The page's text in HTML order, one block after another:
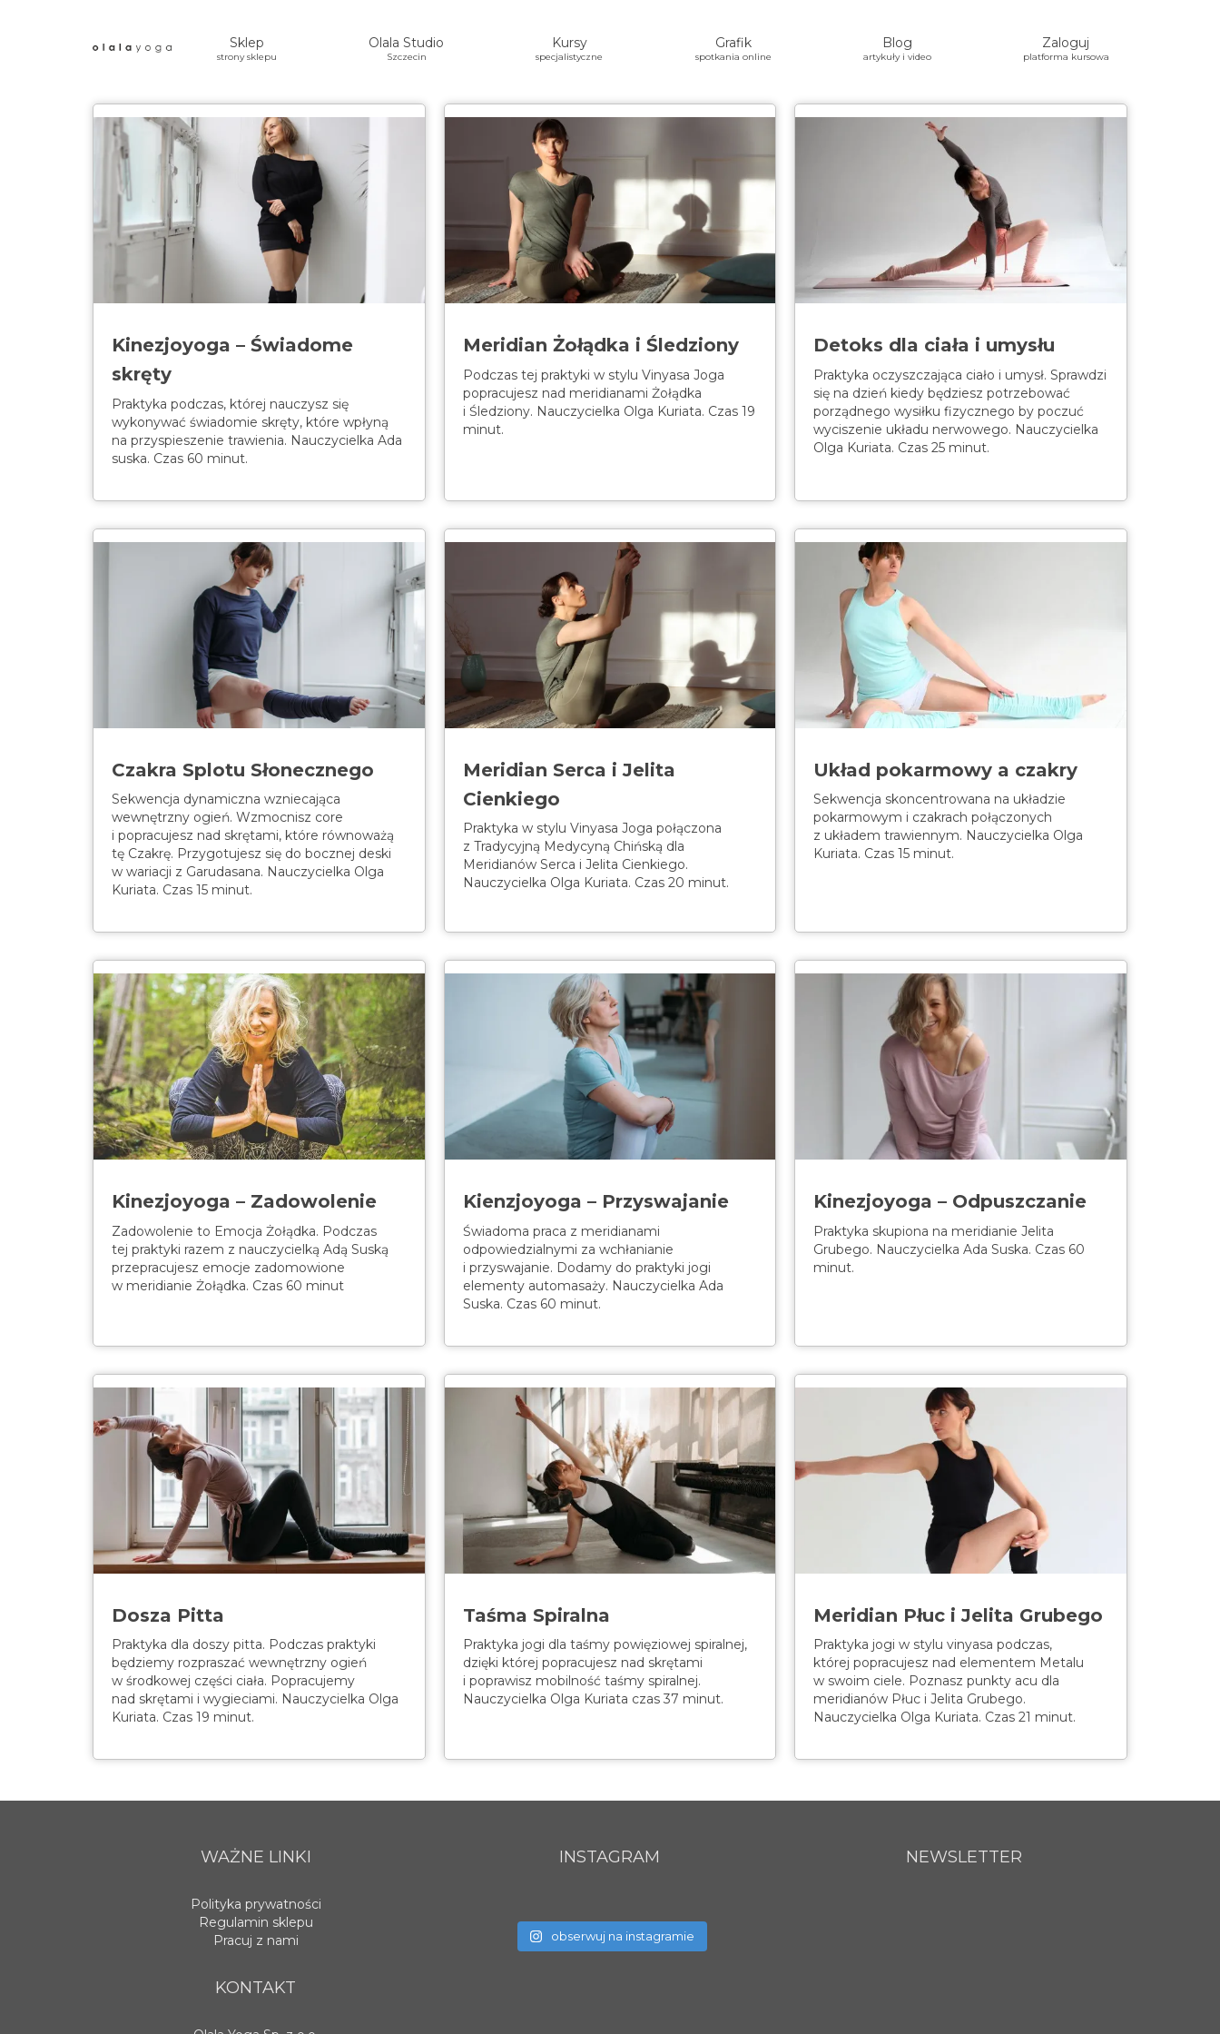
Sklep
strony sklepu
Olala Studio
Szczecin
Kursy
specjalistyczne
Grafik
spotkania online
Blog
artykuły i video
Zaloguj
platforma kursowa
Kinezjoyoga – Świadome
skręty
Praktyka podczas, której nauczysz się
wykonywać świadomie skręty, które wpłyną
na przyspieszenie trawienia. Nauczycielka Ada
suska. Czas 60 minut.
Meridian Żołądka i Śledziony
Podczas tej praktyki w stylu Vinyasa Joga
popracujesz nad meridianami Żołądka
i Śledziony. Nauczycielka Olga Kuriata. Czas 19
minut.
Detoks dla ciała i umysłu
Praktyka oczyszczająca ciało i umysł. Sprawdzi
się na dzień kiedy będziesz potrzebować
porządnego wysiłku fizycznego by poczuć
wyciszenie układu nerwowego. Nauczycielka
Olga Kuriata. Czas 25 minut.
Czakra Splotu Słonecznego
Sekwencja dynamiczna wzniecająca
wewnętrzny ogień. Wzmocnisz core
i popracujesz nad skrętami, które równoważą
tę Czakrę. Przygotujesz się do bocznej deski
w wariacji z Garudasana. Nauczycielka Olga
Kuriata. Czas 15 minut.
Meridian Serca i Jelita
Cienkiego
Praktyka w stylu Vinyasa Joga połączona
z Tradycyjną Medycyną Chińską dla
Meridianów Serca i Jelita Cienkiego.
Nauczycielka Olga Kuriata. Czas 20 minut.
Układ pokarmowy a czakry
Sekwencja skoncentrowana na układzie
pokarmowym i czakrach połączonych
z układem trawiennym. Nauczycielka Olga
Kuriata. Czas 15 minut.
Kinezjoyoga – Zadowolenie
Zadowolenie to Emocja Żołądka. Podczas
tej praktyki razem z nauczycielką Adą Suską
przepracujesz emocje zadomowione
w meridianie Żołądka. Czas 60 minut
Kienzjoyoga – Przyswajanie
Świadoma praca z meridianami
odpowiedzialnymi za wchłanianie
i przyswajanie. Dodamy do praktyki jogi
elementy automasaży. Nauczycielka Ada
Suska. Czas 60 minut.
Kinezjoyoga – Odpuszczanie
Praktyka skupiona na meridianie Jelita
Grubego. Nauczycielka Ada Suska. Czas 60
minut.
Dosza Pitta
Praktyka dla doszy pitta. Podczas praktyki
będziemy rozpraszać wewnętrzny ogień
w środkowej części ciała. Popracujemy
nad skrętami i wygieciami. Nauczycielka Olga
Kuriata. Czas 19 minut.
Taśma Spiralna
Praktyka jogi dla taśmy powięziowej spiralnej,
dzięki której popracujesz nad skrętami
i poprawisz mobilność taśmy spiralnej.
Nauczycielka Olga Kuriata czas 37 minut.
Meridian Płuc i Jelita Grubego
Praktyka jogi w stylu vinyasa podczas,
której popracujesz nad elementem Metalu
w swoim ciele. Poznasz punkty acu dla
meridianów Płuc i Jelita Grubego.
Nauczycielka Olga Kuriata. Czas 21 minut.
WAŻNE LINKI
Polityka prywatności
Regulamin sklepu
Pracuj z nami
KONTAKT
INSTAGRAM
obserwuj na instagramie
NEWSLETTER